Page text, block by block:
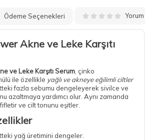
Ödeme Seçenekleri Yorum
Akne ve Leke Karşıtı
ve Leke Karşıtı Serum , çinko
ile özellikle yağlı ve akneye eğilimli ciltler
fazla sebumu dengeleyerek sivilce ve
azaltmaya yardımcı olur. Aynı zamanda
ve cilt tonunu eşitler.
yağ üretimini dengeler.